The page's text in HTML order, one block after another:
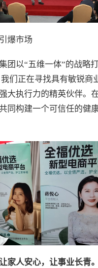
爆市场
团以“五维一体”的战略
们正在寻找具有敏锐商
大执行力的精英伙伴。
同构建一个可信任的健
家人安心，让事业长青。